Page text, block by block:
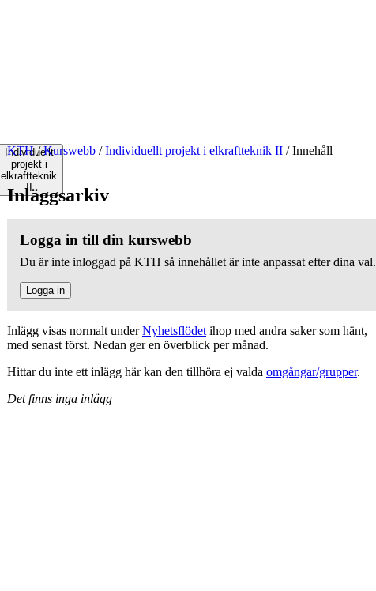
Individuellt
projekt i
elkraftteknik
II
KTH / Kurswebb / Individuellt projekt i elkraftteknik II /Innehåll
Inläggsarkiv
Logga in till din kurswebb
Du är inte inloggad på KTH så innehållet är inte anpassat efter dina val.
Logga in
Inlägg visas normalt underNyhetsflödet ihop med andra saker som hänt,
med senast först. Nedan ger en överblick per månad.
Hittar du inte ett inlägg här kan den tillhöra ej valda omgångar/grupper.
Det finns inga inlägg